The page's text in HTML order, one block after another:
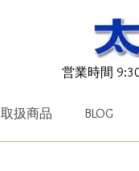
営業時間
取扱商品 BLOG